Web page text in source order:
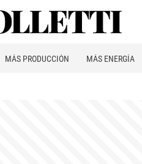
MÁS PRODUCCIÓN MÁS ENERGÍA